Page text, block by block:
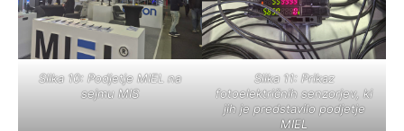
Slika 10: Podjetje MIEL na
sejmu MIS
Slika 11: Prikaz
fotoelektričnih senzorjev, ki
jih je predstavilo podjetje
MIEL